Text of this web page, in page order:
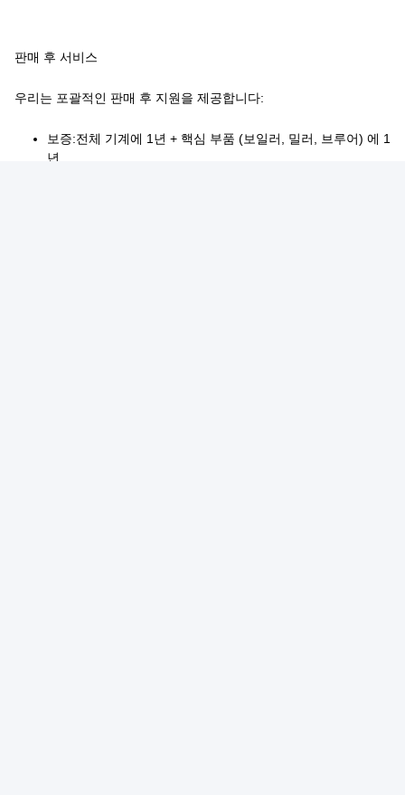
판매 후 서비스
우리는 포괄적인 판매 후 지원을 제공합니다:
보증:전체 기계에 1년 + 핵심 부품 (보일러, 밀러, 브루어) 에 1
년